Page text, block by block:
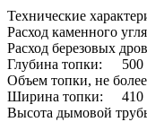
Технические
Расход каменного
Расход березовых
Глубина топки:
500
Объем топки, не
Ширина топки:
410
Высота дымовой